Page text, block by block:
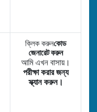
ক্লিক করুনকোড
জেনারেট করুন
আমি এখন বাসায়।
পরীক্ষা করার জন্য
স্ক্যান করুন।